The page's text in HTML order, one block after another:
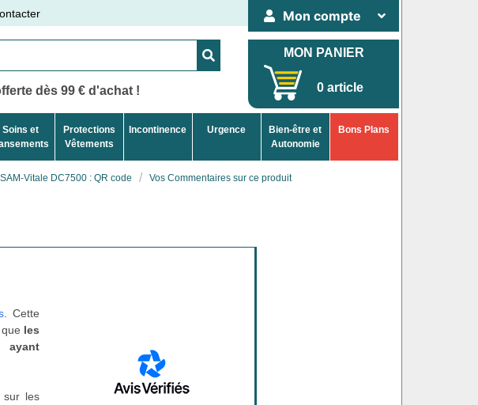
Mon compte
dès 99 € d'achat !
MON PANIER
0 article
Soins et
Protections
Vêtements
Incontinence Urgence
Bien-être et
Autonomie
Bons Plans
Vitale DC7500 : QR code Vos Commentaires sur ce produit
. Cette
les
ayant
sur les